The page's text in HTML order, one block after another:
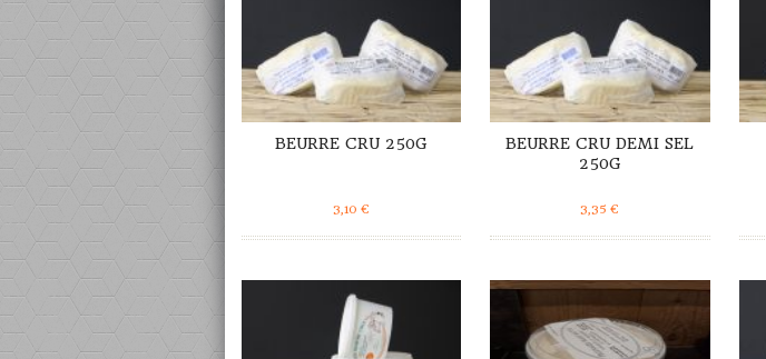
BEURRE CRU 250G
3,10€
BEURRE CRU DEMI SEL
250G
3,35€
DÉTAILS DÉTAILS